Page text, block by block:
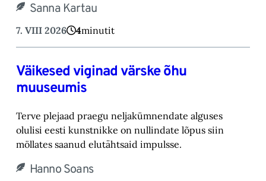
Sanna Kartau
7. VIII 2026 4minutit
Väikesed viginad värske õhu
muuseumis
Terve plejaad praegu neljakümnendate alguses
olulisi eesti kunstnikke on nullindate lõpus ‎siin
möllates saanud elutähtsaid impulsse.‎
Hanno Soans